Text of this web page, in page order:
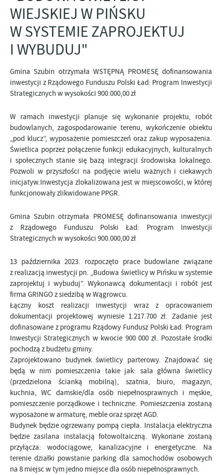
WIEJSKIEJ W PIŃSKU
W SYSTEMIE ZAPROJEKTUJ
I WYBUDUJ"
Gmina Szubin otrzymała WSTĘPNĄ PROMESĘ dofinansowania
inwestycji z Rządowego Funduszu Polski Ład: Program Inwestycji
Strategicznych w wysokości 900.000,00 zł
W ramach inwestycji planuje się wykonanie projektu, robót
budowlanych, zagospodarowanie terenu, wykończenie obiektu
„pod klucz”, wyposażenie pomieszczeń oraz zakup wyposażenia.
Świetlica poprzez połączenie funkcji edukacyjnych, kulturalnych
i społecznych stanie się bazą integracji środowiska lokalnego.
Pozwoli w przyszłości na podjęcie wielu ważnych i ciekawych
inicjatyw.Inwestycja zlokalizowana jest w miejscowości, w której
funkcjonowały zlikwidowane PPGR.
Gmina Szubin otrzymała PROMESĘ dofinansowania inwestycji
z Rządowego Funduszu Polski Ład: Program Inwestycji
Strategicznych w wysokości 900.000,00 zł
13 października 2023. rozpoczęto prace budowlane związane
z realizacją inwestycji pn. „Budowa świetlicy w Pińsku w systemie
zaprojektuj i wybuduj”. Wykonawcą dokumentacji i robót jest
firma GRINGO z siedzibą w Wągrowcu.
Łączny koszt realizacji inwestycji wraz z opracowaniem
dokumentacji projektowej wyniesie 1.217.700 zł. Zadanie jest
dofinasowane z programu Rządowy Fundusz Polski Ład: Program
Inwestycji Strategicznych w kwocie 900 000 zł. Pozostałe środki
pochodzą z budżetu gminy.
Zaprojektowano budynek świetlicy parterowy. Znajdować się
będą w nim pomieszczenia takie jak: sala główna świetlicy
(przedzielona ścianką mobilną), szatnia, biuro, magazyn,
kuchnia, WC damskie/dla osób niepełnosprawnych i męskie,
pomieszczenie porządkowe i techniczne. Pomieszczenia zostaną
wyposażone w armaturę, meble oraz sprzęt AGD.
Budynek będzie ogrzewany pompą ciepła. Instalacja elektryczna
będzie zasilana instalacją fotowoltaiczną. Wykonane zostaną
przyłącza: wodociągowe, kanalizacyjne i energetyczne. Na
terenie działki powstanie parking dla samochodów osobowych
na 8 miejsc w tym jedno miejsce dla osób niepełnosprawnych.